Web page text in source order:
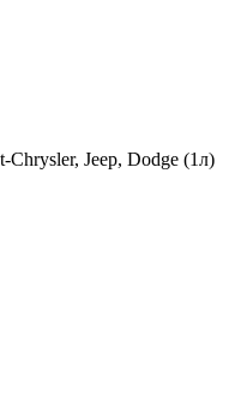
Jeep, Dodge (1л)